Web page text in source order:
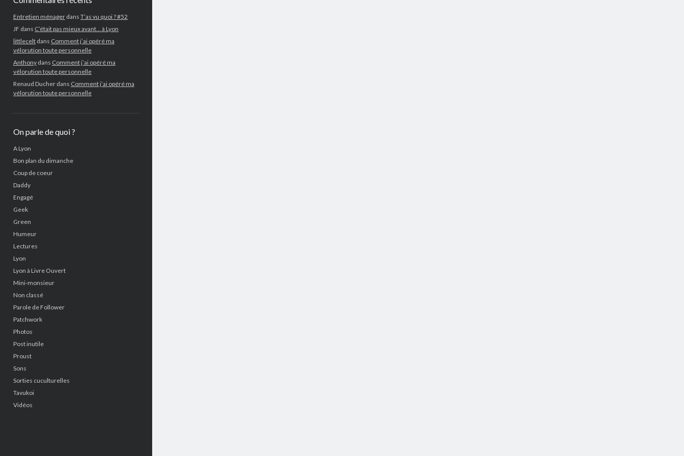
Entretien ménagerdans T’as vu quoi ? #52
JF dans C’était pas mieux avant… à Lyon
littleceltdans Comment j’ai opéré ma
vélorution toute personnelle
Anthonydans Comment j’ai opéré ma
vélorution toute personnelle
Renaud Ducherdans Comment j’ai opéré ma
vélorution toute personnelle
On parle de quoi ?
A Lyon
Bon plan du dimanche
Coup de coeur
Daddy
Engagé
Geek
Green
Humeur
Lectures
Lyon
Lyon à Livre Ouvert
Mini-monsieur
Non classé
Parole de Follower
Patchwork
Photos
Post inutile
Proust
Sons
Sorties cuculturelles
Tavukoi
Vidéos